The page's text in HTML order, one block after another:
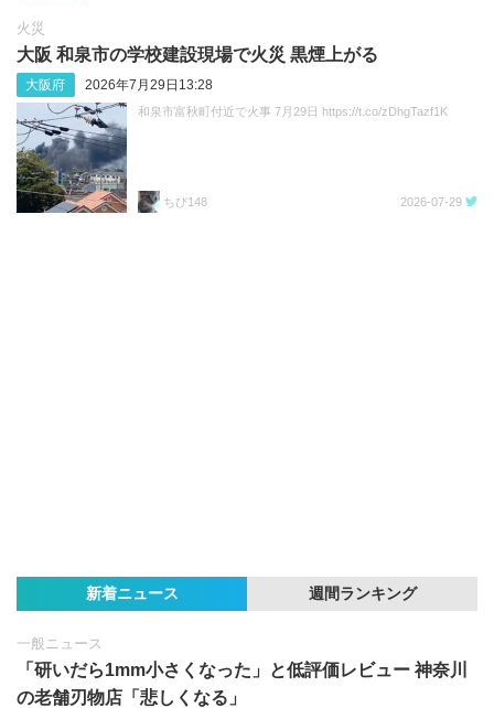
火災
大阪 和泉市の学校建設現場で火災 黒煙上がる
大阪府 2026年7月29日13:28
和泉市富秋町付近で火事 7月29日 https://t.co/zDhgTazf1K
ちび148 2026-07-29
新着ニュース 週間ランキング
一般ニュース
「研いだら1mm小さくなった」と低評価レビュー 神奈川
の老舗刃物店「悲しくなる」